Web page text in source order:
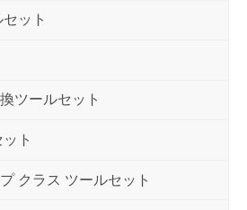
ット
ツールセット
ト
クラス ツールセット